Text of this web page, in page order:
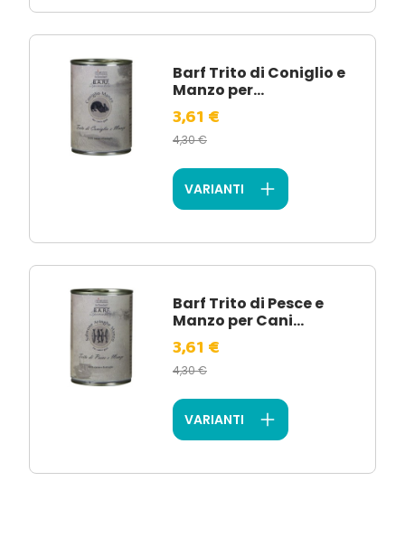
Barf Trito di Coniglio e
Manzo per...
3,61 €
4,30 €
VARIANTI
Barf Trito di Pesce e
Manzo per Cani...
3,61 €
4,30 €
VARIANTI